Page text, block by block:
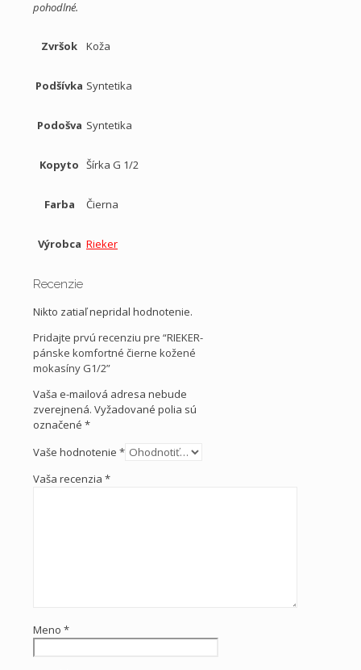
pohodlné.
Zvršok Koža
Podšívka Syntetika
Podošva Syntetika
Kopyto Šírka G 1/2
Farba Čierna
Výrobca Rieker
Recenzie
Nikto zatiaľ nepridal hodnotenie.
Pridajte prvú recenziu pre “RIEKER-
pánske komfortné čierne kožené
mokasíny G1/2”
Vaša e-mailová adresa nebude
zverejnená. Vyžadované polia sú
označené *
Vaše hodnotenie *
Vaša recenzia *
Meno *